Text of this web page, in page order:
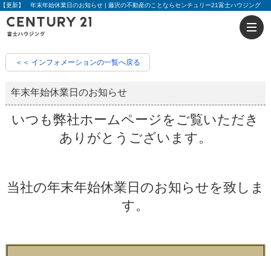
【更新】 年末年始休業日のお知らせ | 藤沢の不動産のことならセンチュリー21富士ハウジング
＜＜ インフォメーションの一覧へ戻る
年末年始休業日のお知らせ
いつも弊社ホームページをご覧いただき
ありがとうございます。
当社の年末年始休業日のお知らせを致しま
す。